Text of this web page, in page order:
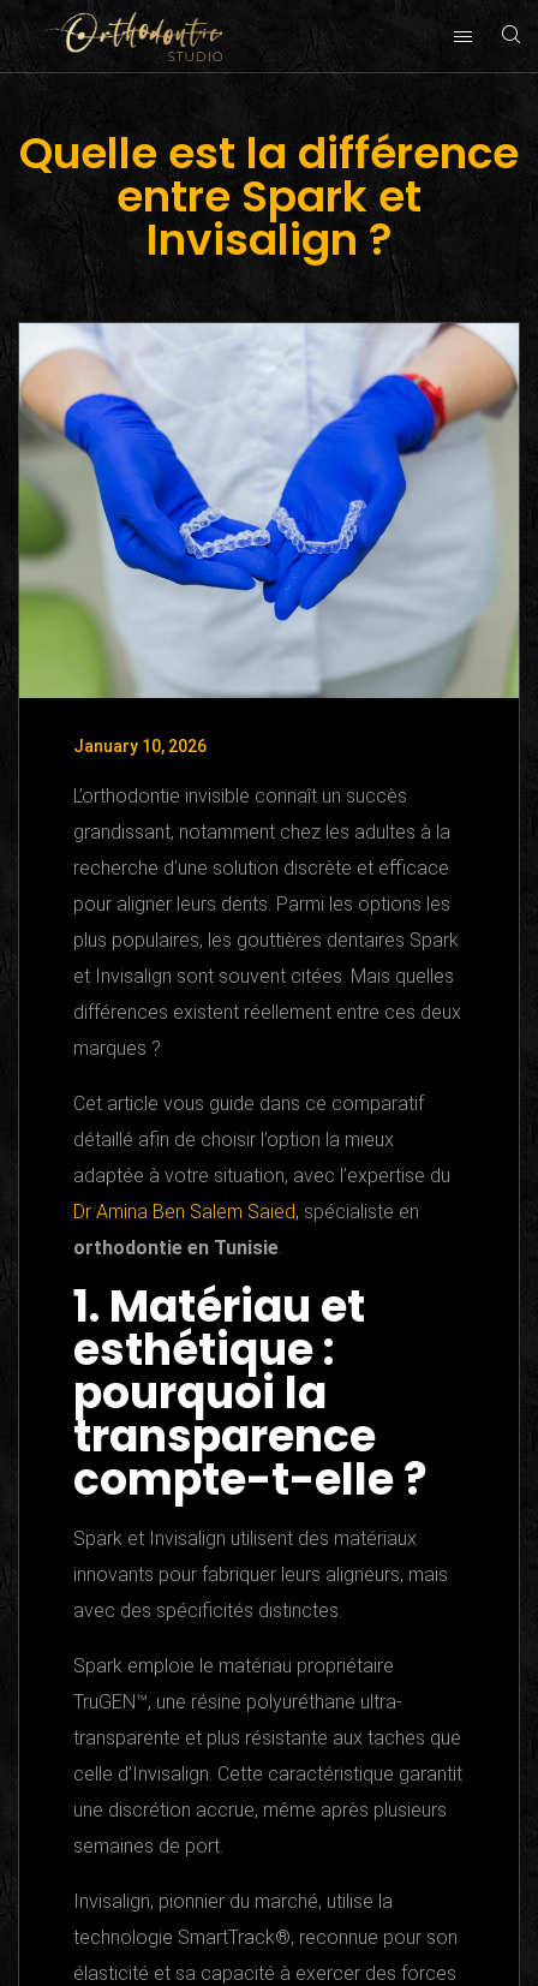
Quelle est la différence
entre Spark et
Invisalign ?
January 10, 2026
L’orthodontie invisible connaît un succès
grandissant, notamment chez les adultes à la
recherche d’une solution discrète et efficace
pour aligner leurs dents. Parmi les options les
plus populaires, les gouttières dentaires Spark
et Invisalign sont souvent citées. Mais quelles
différences existent réellement entre ces deux
marques ?
Cet article vous guide dans ce comparatif
détaillé afin de choisir l’option la mieux
adaptée à votre situation, avec l’expertise du
Dr Amina Ben Salem Saied, spécialiste en
orthodontie en Tunisie.
1. Matériau et
esthétique :
pourquoi la
transparence
compte-t-elle ?
Spark et Invisalign utilisent des matériaux
innovants pour fabriquer leurs aligneurs, mais
avec des spécificités distinctes.
Spark emploie le matériau propriétaire
TruGEN™, une résine polyuréthane ultra-
transparente et plus résistante aux taches que
celle d’Invisalign. Cette caractéristique garantit
une discrétion accrue, même après plusieurs
semaines de port.
Invisalign, pionnier du marché, utilise la
technologie SmartTrack®, reconnue pour son
élasticité et sa capacité à exercer des forces